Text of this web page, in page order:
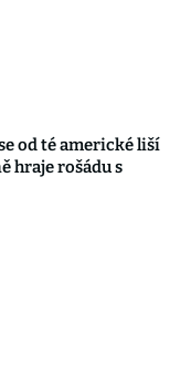
od té americké liší
hraje rošádu s